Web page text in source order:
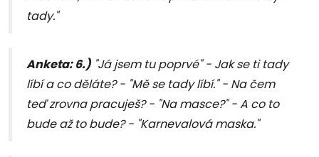
tady."
Anketa: 6.) "Já jsem tu poprvé" - Jak se ti tady
líbí a co děláte? - "Mě se tady líbí." - Na čem
teď zrovna pracuješ? - "Na masce?" - A co to
bude až to bude? - "Karnevalová maska."